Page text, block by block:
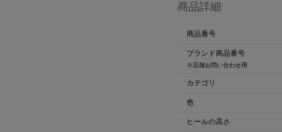
商品詳細
商品番号
ブランド商品番号
※店舗お問い合わせ用
カテゴリ
色
ヒールの高さ